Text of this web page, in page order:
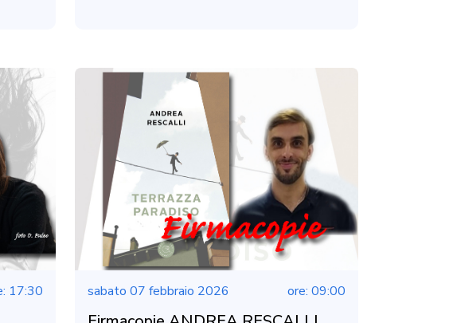
17:30 sabato 07 febbraio 2026 ore: 09:00